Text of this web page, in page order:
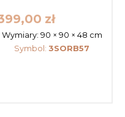
zł
Wymiary: 90 × 90 × 48 cm
Symbol:3SORB57